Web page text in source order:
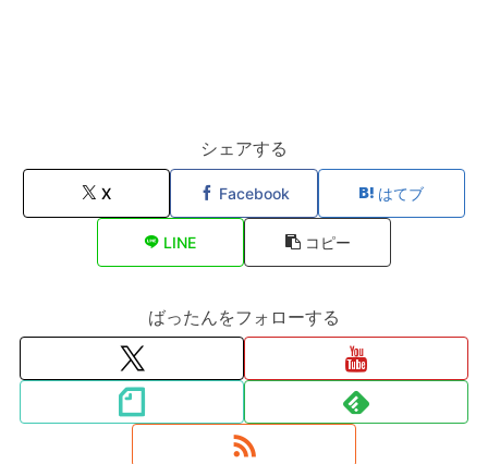
シェアする
X Facebook はてブ
LINE コピー
ばったんをフォローする